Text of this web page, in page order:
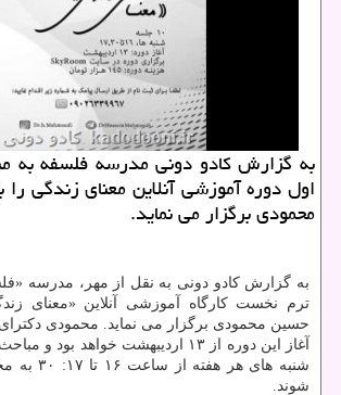
به گزارش كادو دونی مدرسه فلسفه به
اول دوره آموزشی آنلاین معنای زندگی
محمودی برگزار می نماید.
به گزارش کادو دونی به نقل از مهر، مدرسه
ترم نخست کارگاه آموزشی آنلاین «معنای
حسین محمودی برگزار می نماید. محمودی دکترای
شنبه های هر
شوند.